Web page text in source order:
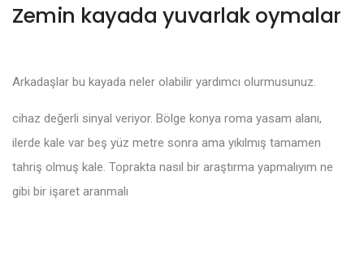
Zemin kayada yuvarlak oymalar
Arkadaşlar bu kayada neler olabilir yardımcı olurmusunuz.
cihaz değerli sinyal veriyor. Bölge konya roma yasam alanı,
ilerde kale var beş yüz metre sonra ama yıkılmış tamamen
tahriş olmuş kale. Toprakta nasıl bir araştırma yapmalıyım ne
gibi bir işaret aranmalı